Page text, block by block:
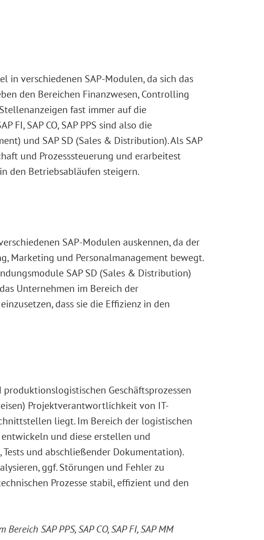
in verschiedenen SAP-Modulen, da sich das
den Bereichen Finanzwesen, Controlling
fast immer auf die
FI, SAP CO, SAP PPS sind also die
und SAP SD (Sales & Distribution). Als SAP
und Prozesssteuerung und erarbeitest
den Betriebsabläufen steigern.
SAP-Modulen auskennen, da der
Marketing und Personalmanagement bewegt.
SAP SD (Sales & Distribution)
Unternehmen im Bereich der
dass sie die Effizienz in den
Geschäftsprozessen
Projektverantwortlichkeit von IT-
liegt. Im Bereich der logistischen
und diese erstellen und
und abschließender Dokumentation).
ggf. Störungen und Fehler zu
Prozesse stabil, effizient und den
SAP PPS, SAP CO, SAP FI, SAP MM